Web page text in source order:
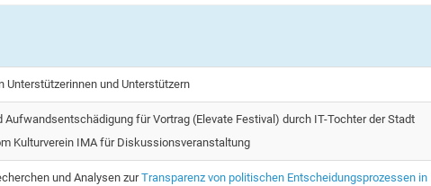
Unterstützerinnen und Unterstützern
Aufwandsentschädigung für Vortrag (Elevate Festival) durch IT-Tochter der Stadt
Kulturverein IMA für Diskussionsveranstaltung
und Analysen zurTransparenz von politischen Entscheidungsprozessen in